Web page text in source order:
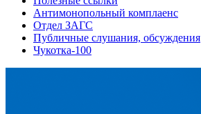
Антимонопольный комплаенс
Отдел ЗАГС
Публичные слушания, обсуждения
Чукотка-100